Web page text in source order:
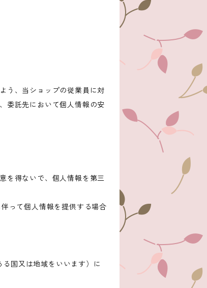
う、当ショップの従業員に対
委託先において個人情報の安
を得ないで、個人情報を第三
って個人情報を提供する場合
国又は地域をいいます）に